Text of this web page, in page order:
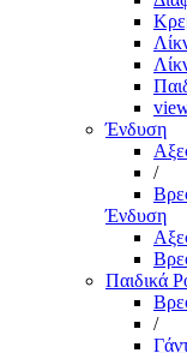
Ένδυση
/
Ένδυση
Παιδικά
/